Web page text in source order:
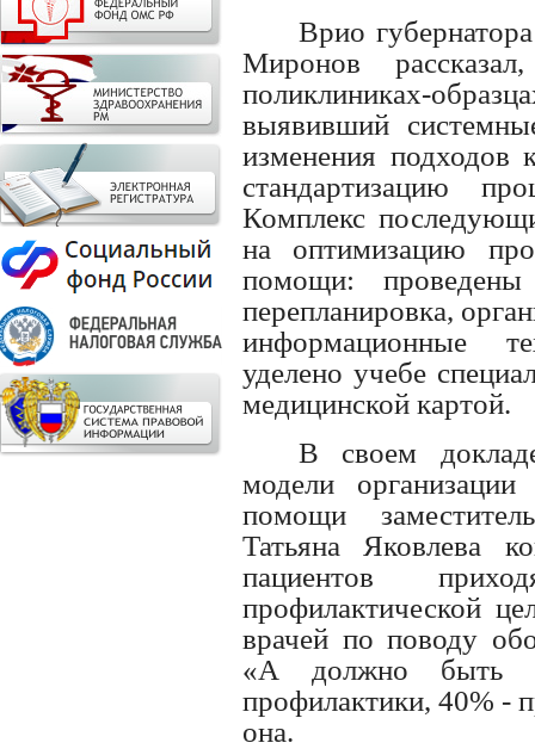
Врио
Миронов
поликлиниках-
выявивший
изменения подходов
стандартизацию
Комплекс
на оптимизацию
помощи:
перепланировка,
информационные
уделено учебе
медицинской картой.
В своем
модели организации
помощи
Татьяна Яковлева
пациентов
профилактической
врачей по поводу
«А должно быть
профилактики, 40% -
она.